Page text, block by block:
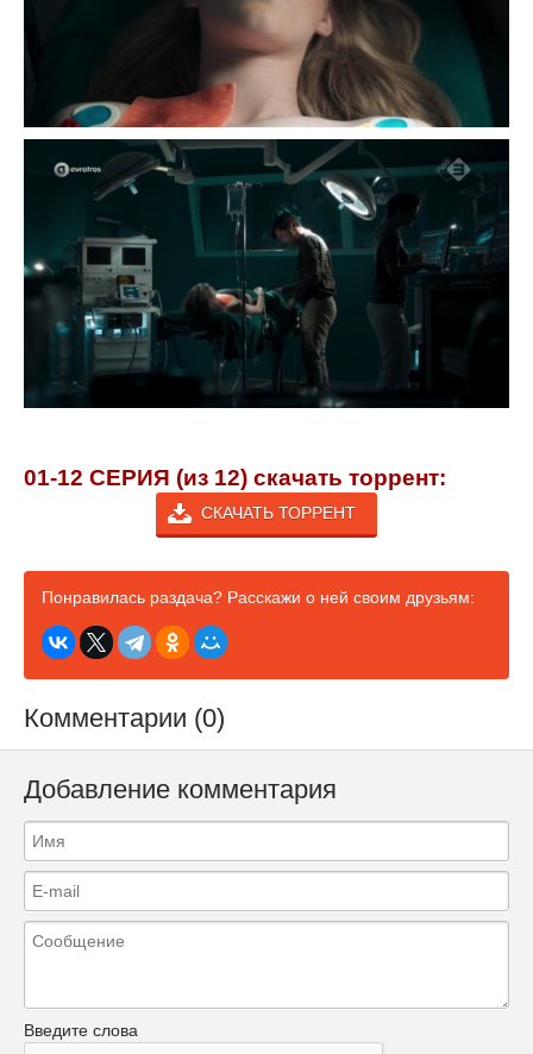
01-12 СЕРИЯ (из 12) скачать торрент:
СКАЧАТЬ ТОРРЕНТ
Понравилась раздача? Расскажи о ней своим друзьям:
Комментарии (0)
Добавление комментария
Введите слова